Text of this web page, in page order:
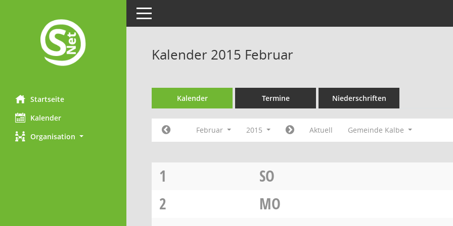
Startseite
Kalender
Organisation
Toggle navigation
Kalender 2015 Februar
Kalender Termine Niederschriften
Februar 2015 Aktuell Gemeinde Kalbe
1
SO
2
MO